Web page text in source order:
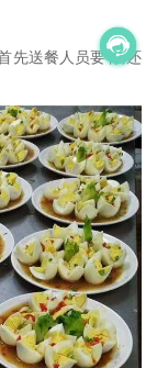
先送餐人员要有,还